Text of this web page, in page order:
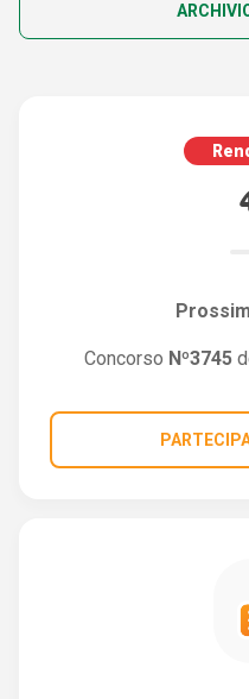
Concorso Nº3745